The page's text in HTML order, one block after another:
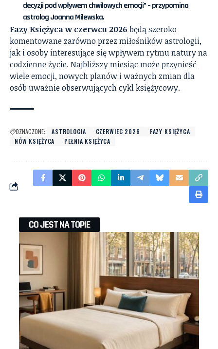
decyzji pod wpływem chwilowych emocji” – przypomina
astrolog Joanna Milewska.
Fazy Księżyca w czerwcu 2026 będą szeroko
komentowane zarówno przez miłośników astrologii,
jak i osoby interesujące się wpływem rytmu natury na
codzienne życie. Najbliższy miesiąc może przynieść
wiele emocji, nowych planów i ważnych zmian dla
osób uważnie obserwujących cykl księżycowy.
OZNACZONE: ASTROLOGIA CZERWIEC 2026
FAZY KSIĘŻYCA
NÓW KSIĘŻYCA
PEŁNIA KSIĘŻYCA
CO JEST NA TOPIE